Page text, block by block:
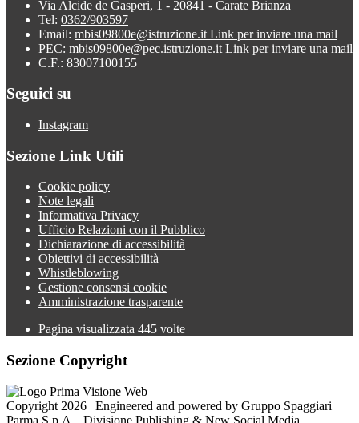
Via Alcide de Gasperi, 1 - 20841 - Carate Brianza
Tel: 0362/903597
Email: mbis09800e@istruzione.it Link per inviare una mail
PEC: mbis09800e@pec.istruzione.it Link per inviare una mail
C.F.: 83007100155
Seguici su
Instagram
Sezione Link Utili
Cookie policy
Note legali
Informativa Privacy
Ufficio Relazioni con il Pubblico
Dichiarazione di accessibilità
Obiettivi di accessibilità
Whistleblowing
Gestione consensi cookie
Amministrazione trasparente
Pagina visualizzata 445 volte
Sezione Copyright
Copyright 2026 | Engineered and powered by Gruppo Spaggiari
Parma S.p.A. | Divisione Publishing & New Social Media